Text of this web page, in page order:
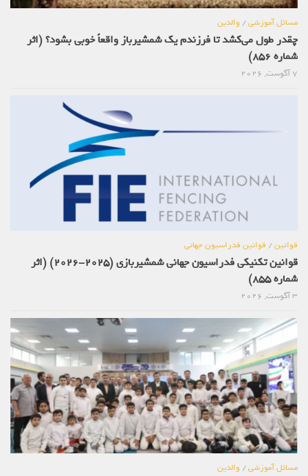
مسائل آموزشی/والدین
چقدر طول می‌کشد تا فرزندم یک شمشیرباز واقعاً خوبی بشود؟ (اثر
شماره 856)
قوانین/قوانین فدراسیون جهانی
قوانین تکنیکی فدراسیون جهانی شمشیربازی (2025-2026) (اثر
شماره 855)
مسائل آموزشی/والدین